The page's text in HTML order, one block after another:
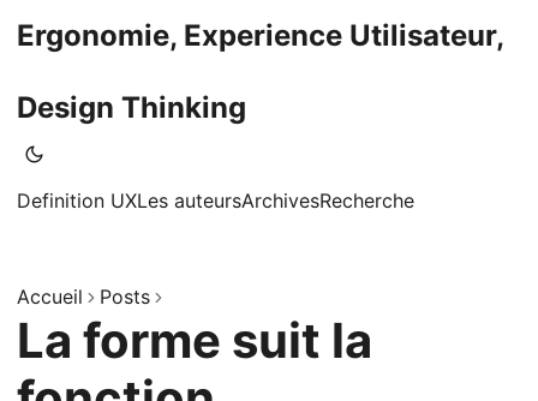
Ergonomie, Experience Utilisateur,
Design Thinking
Definition UXLes auteursArchivesRecherche
Accueil Posts
La forme suit la